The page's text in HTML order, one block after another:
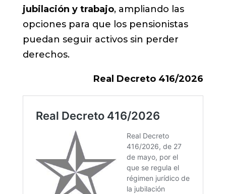
jubilación y trabajo, ampliando las
opciones para que los pensionistas
puedan seguir activos sin perder
derechos.
Real Decreto 416/2026